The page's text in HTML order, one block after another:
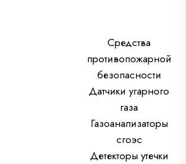
Средства
противопожарной
безопасности
Датчики угарного
газа
Газоанализаторы
сгоэс
Детекторы утечки